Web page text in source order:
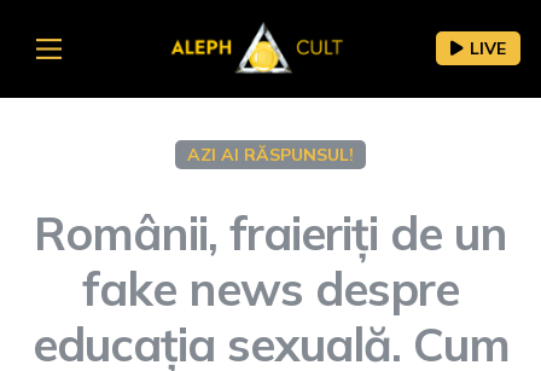
LIVE
AZI AI RĂSPUNSUL!
Românii, fraieriți de un
fake news despre
educația sexuală. Cum